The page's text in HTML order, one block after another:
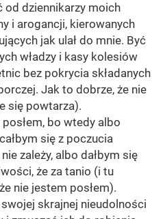
od dziennikarzy moich
i arogancji, kierowanych
jak ulał do mnie. Być
władzy i kasy kolesiów
bez pokrycia składanych
Jak to dobrze, że nie
się powtarza).
bo wtedy albo
się z poczucia
zależy, albo dałbym się
że za tanio (i tu
nie jestem posłem).
skrajnej nieudolności